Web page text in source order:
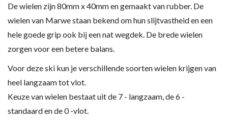
De wielen zijn 80mm x 40mm en gemaakt van rubber. De
wielen van Marwe staan bekend om hun slijtvastheid en een
hele goede grip ook bij een nat wegdek. De brede wielen
zorgen voor een betere balans.
Voor deze ski kun je verschillende soorten wielen krijgen van
heel langzaam tot vlot.
Keuze van wielen bestaat uit de 7 - langzaam, de 6 -
standaard en de 0 -vlot.